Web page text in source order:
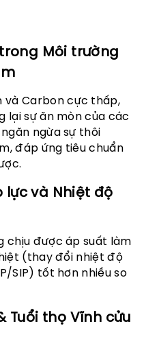
Môi trường
và Carbon cực thấp,
lại sự ăn mòn của các
ngừa sự thôi
đáp ứng tiêu chuẩn
lực và Nhiệt độ
chịu được áp suất làm
(thay đổi nhiệt độ
SIP) tốt hơn nhiều so
Tuổi thọ Vĩnh cửu